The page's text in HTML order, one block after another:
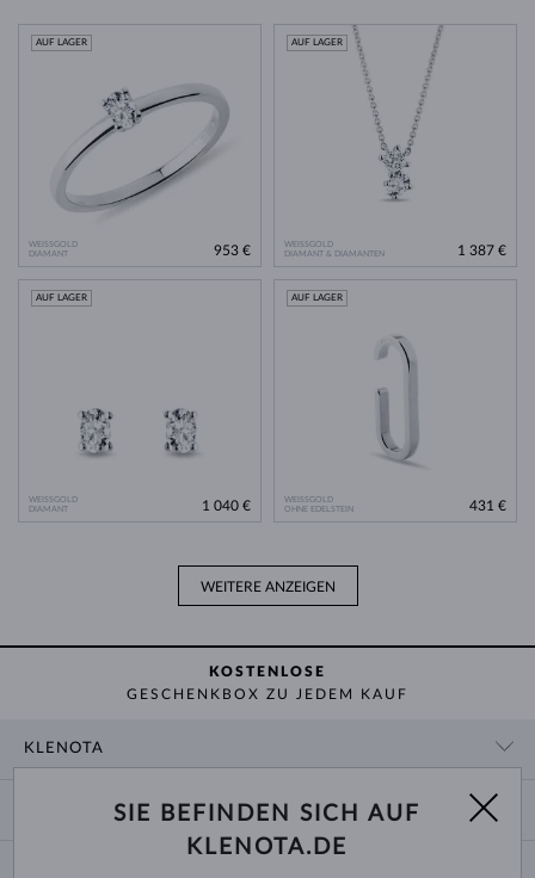
WEISSGOLD
DIAMANT
AUF LAGER
953 €
WEISSGOLD
DIAMANT & DIAMANTEN
AUF LAGER
1 387 €
WEISSGOLD
DIAMANT
AUF LAGER
1 040 €
WEISSGOLD
OHNE EDELSTEIN
AUF LAGER
431 €
WEITERE ANZEIGEN
KOSTENLOSE
GESCHENKBOX ZU JEDEM KAUF
KLENOTA
ZAHLUNG UND VERSAND
SIE BEFINDEN SICH AUF
KLENOTA.DE